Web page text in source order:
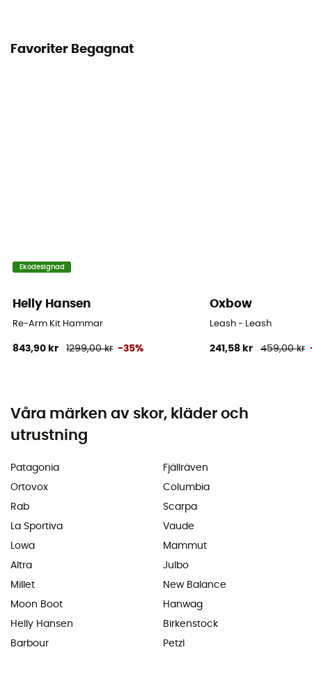
Favoriter Begagnat
Ekodesignad
Helly Hansen
Re-Arm Kit Hammar
843,90 kr 1299,00 kr -35%
Oxbow
Leash - Leash
241,58 kr 459,00 kr
Våra märken av skor, kläder och
utrustning
Patagonia
Ortovox
Rab
La Sportiva
Lowa
Altra
Millet
Moon Boot
Helly Hansen
Barbour
Fjällräven
Columbia
Scarpa
Vaude
Mammut
Julbo
New Balance
Hanwag
Birkenstock
Petzl